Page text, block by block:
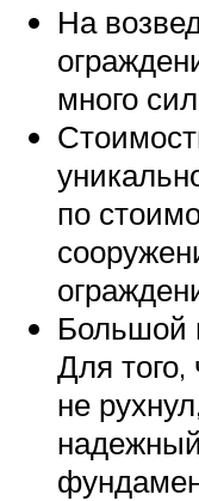
На
много
по
Большой
Для
не